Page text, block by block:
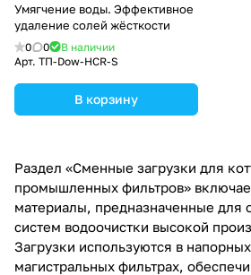
Умягчение воды. Эффективное
удаление солей жёсткости
0 0
В наличии
Арт. ТП-Dow-HCR-S
В корзину
Раздел «Сменные загрузки для
промышленных фильтров»
материалы, предназначенные для
систем водоочистки высокой
Загрузки используются в
магистральных фильтрах,